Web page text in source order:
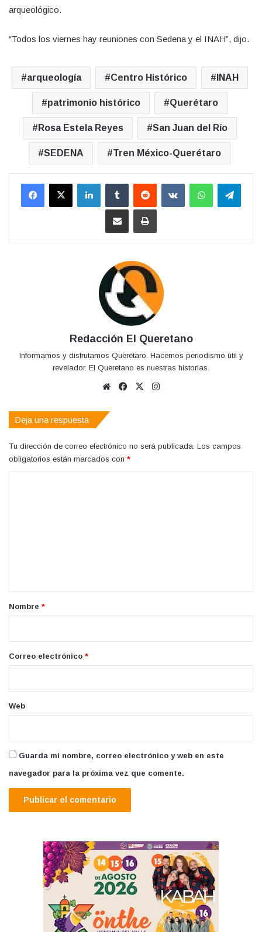
arqueológico.
“Todos los viernes hay reuniones con Sedena y el INAH”, dijo.
arqueología Centro Histórico INAH
patrimonio histórico Querétaro
Rosa Estela Reyes San Juan del Río
SEDENA Tren México-Querétaro
LinkedInTumblr Reddit VKontakteWhatsApp
Compartir por correo electrónicoImprimir
Redacción El Queretano
Informamos y disfrutamos Querétaro. Hacemos periodismo útil y
revelador. El Queretano es nuestras historias.
Sitio
Facebook
X
Deja una respuesta
Tu dirección de correo electrónico no será publicada. Los campos
obligatorios están marcados con *
r
*
Nombre *
Correo electrónico *
Web
Guarda mi nombre, correo electrónico y web en este
navegador para la próxima vez que comente.